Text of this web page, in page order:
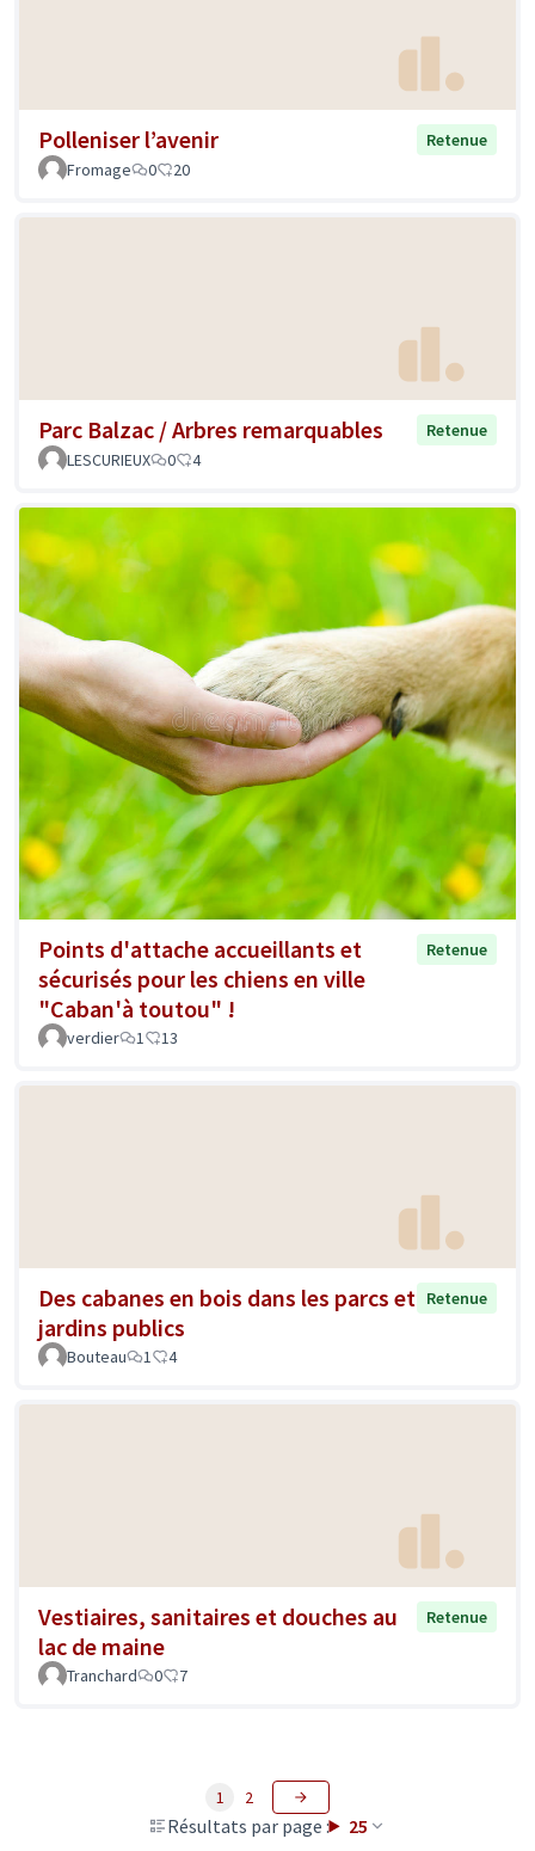
Polleniser l’avenir
Retenue
Fromage
0 20
Parc Balzac / Arbres remarquables
Retenue
LESCURIEUX
0 4
Points d'attache accueillants et
sécurisés pour les chiens en ville
"Caban'à toutou" !
Retenue
verdier 1 13
Des cabanes en bois dans les parcs et
jardins publics
Retenue
Bouteau 1 4
Vestiaires, sanitaires et douches au
lac de maine
Retenue
Tranchard 0 7
Résultats par page : 25
1 2